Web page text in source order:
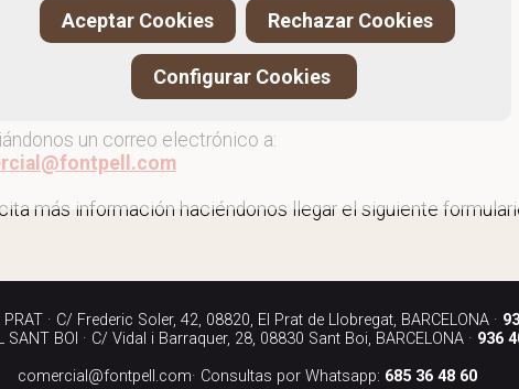
más información llamándonos a los teléfonos:
040
un correo electrónico a:
más información haciéndonos llegar el siguiente
PRAT · C/ Frederic Soler, 42, 08820, El Prat de Llobregat, BARCELONA ·
SANT BOI · C/ Vidal i Barraquer, 28, 08830 Sant Boi, BARCELONA · 936
comercial@fontpell.com· Consultas por Whatsapp: 685 36 48 60
Aceptar Cookies Rechazar Cookies
Configurar Cookies